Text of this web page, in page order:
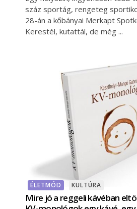
száz sportág, rengeteg
28-án a kőbányai Merkapt
Kerestél, kutattál, de még
ÉLETMÓD KULTÚRA
Mire jó a reggeli kávéban